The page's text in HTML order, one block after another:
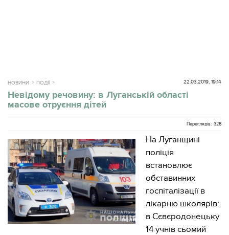
НОВИНИ ПОДІЇ 22.03.2019, 19:14
Невідому речовину: в Луганській області
масове отруєння дітей
Переглядів: 328
На Луганщині
поліція
встановлює
обставинних
госпіталізації в
лікарню школярів:
в Сєвєродонецьку
14 учнів сьомий